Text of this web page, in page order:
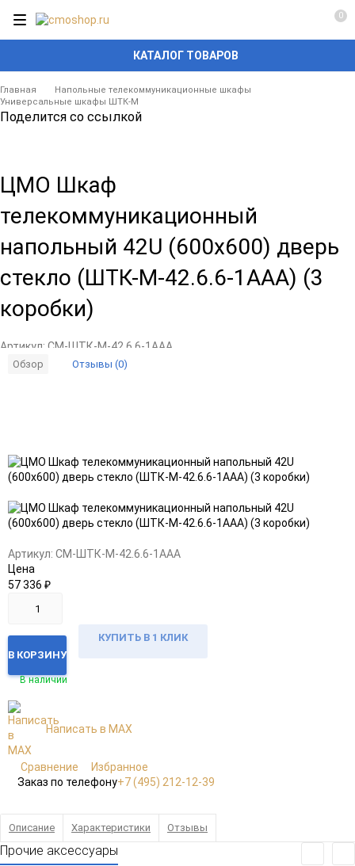
КАТАЛОГ ТОВАРОВ
0
Главная
Напольные телекоммуникационные шкафы
Универсальные шкафы ШТК-М
Поделится со ссылкой
ЦМО Шкаф
телекоммуникационный
напольный 42U (600x600) дверь
стекло (ШТК-М-42.6.6-1ААА) (3
коробки)
Артикул: CM-ШТК-М-42.6.6-1ААА
Обзор Отзывы (0)
в
избранное
к
сравнению
Артикул: CM-ШТК-М-42.6.6-1ААА
Цена
57 336 ₽
В КОРЗИНУ
КУПИТЬ В 1 КЛИК
В наличии
Написать в MAX
Сравнение
Избранное
Заказ по телефону+7 (495) 212-12-39
Описание Характеристики Отзывы
Прочие аксессуары